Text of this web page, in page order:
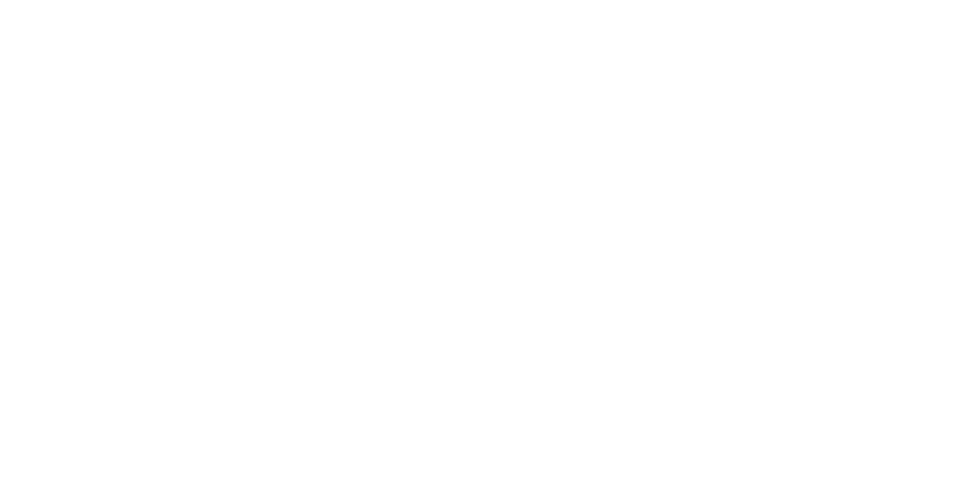
устройствами Greenworks G-MAX 40V. Линейка настолько широка, что в ней найдутся